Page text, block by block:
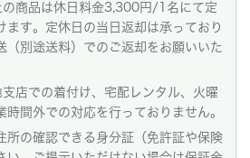
商品は休日料金3,300円/1名にて定
ます。定休日の当日返却は承っており
（別途送料）でのご返却をお願いいた
店での着付け、宅配レンタル、火曜
時間外での対応を行っておりません。
の確認できる身分証（免許証や保険